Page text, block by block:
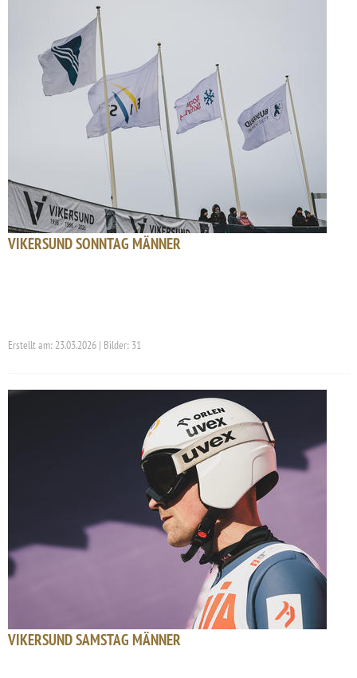
VIKERSUND SONNTAG MÄNNER
Erstellt am: 23.03.2026 | Bilder: 31
VIKERSUND SAMSTAG MÄNNER